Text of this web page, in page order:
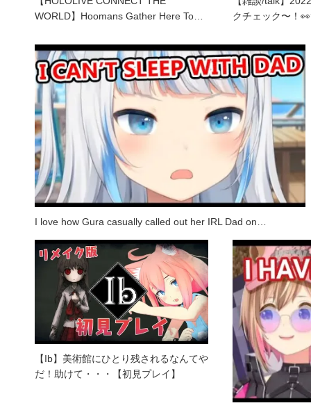
WORLD】Hoomans Gather Here To…
クチェック〜！
I love how Gura casually called out her IRL Dad on…
【Ib】美術館にひとり残されるなんてや
だ！助けて・・・【初見プレイ】